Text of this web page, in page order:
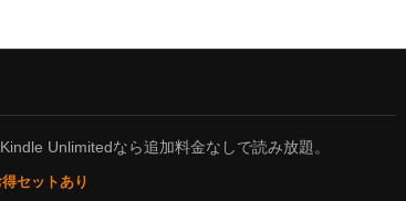
Unlimitedなら追加料金なしで読み放題。
セットあり